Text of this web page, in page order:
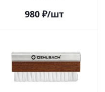
980 ₽/шт